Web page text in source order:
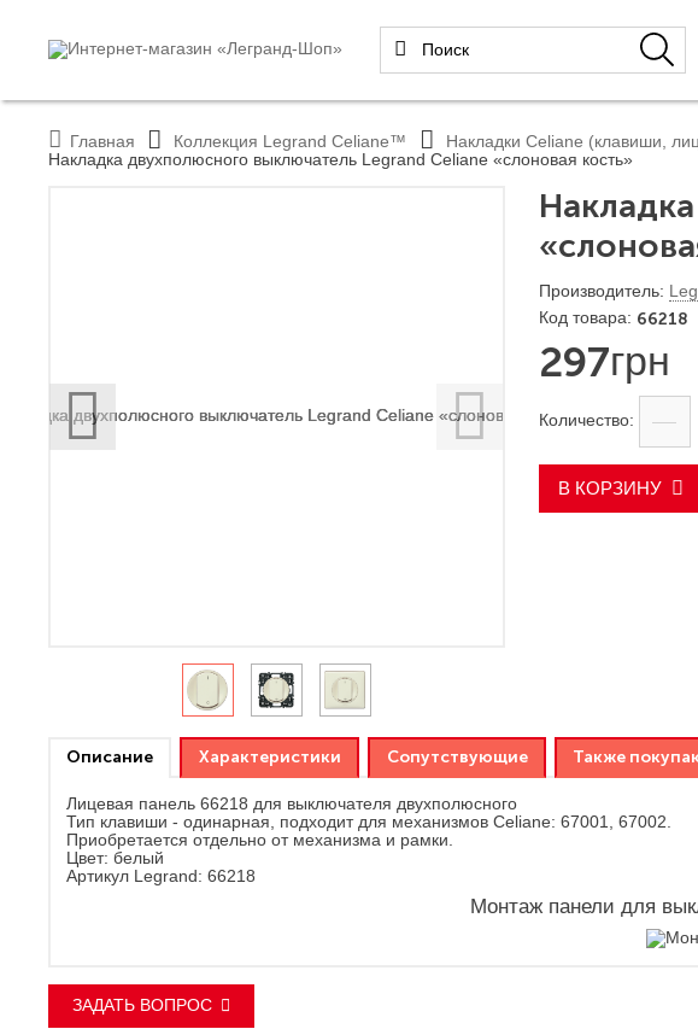
66218
297грн
В КОРЗИНУ
Описание Характеристики Сопутствующие Также
Лицевая панель 66218 для выключателя двухполюсного
Тип клавиши - одинарная, подходит для механизмов Celiane: 67001, 67002.
Приобретается отдельно от механизма и рамки.
Цвет: белый
Артикул Legrand: 66218
Монтаж панели для
ЗАДАТЬ ВОПРОС
Главная Коллекция Legrand Celiane™ Накладки Celiane (клавиши,
Накладка двухполюсного выключатель Legrand Celiane «слоновая кость»